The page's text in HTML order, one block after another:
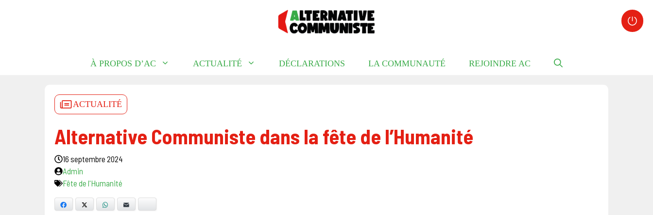
À PROPOS D’AC ACTUALITÉ DÉCLARATIONS LA COMMUNAUTÉ REJOINDRE AC
ACTUALITÉ
Alternative Communiste dans la fête de l’Humanité
16 septembre 2024
Admin
Fête de l'Humanité
Facebook WhatsApp